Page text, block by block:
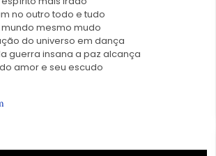
no outro todo e tudo
mesmo mudo
do universo em dança
guerra insana a paz alcança
amor e seu escudo